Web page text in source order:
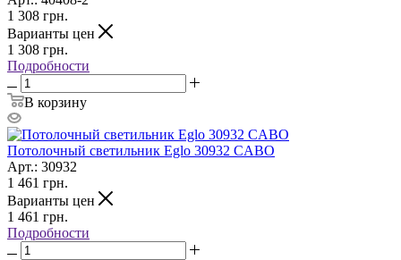
1 308 грн.
Варианты цен
1 308 грн.
Подробности
В корзину
Потолочный светильник Eglo 30932 CABO
Арт.: 30932
1 461 грн.
Варианты цен
1 461 грн.
Подробности